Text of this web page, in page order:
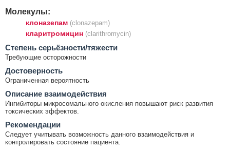
Молекулы:
клоназепам (clonazepam)
кларитромицин (clarithromycin)
Cтепень серьёзности/тяжести
Требующие осторожности
Достоверность
Ограниченная вероятность
Описание взаимодействия
Ингибиторы микросомального окисления повышают риск развития
токсических эффектов.
Рекомендации
Следует учитывать возможность данного взаимодействия и
контролировать состояние пациента.